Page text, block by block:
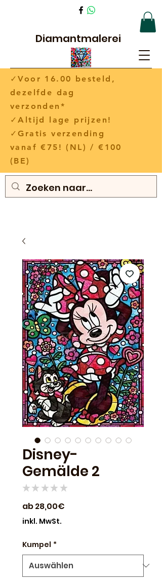
Diamantmalerei
✓Voor 16.00 besteld,
dezelfde dag
verzonden*
✓Altijd lage prijzen!
✓Gratis verzending
vanaf €75! (NL) / €100
(BE)
Disney-
Gemälde 2
★ ★ ★ ★ ★
ab28,00€
inkl. MwSt.
Kumpel *